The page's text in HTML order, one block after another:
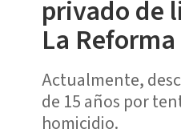
privado de
La Reforma
Actualmente,
de 15 años por
homicidio.